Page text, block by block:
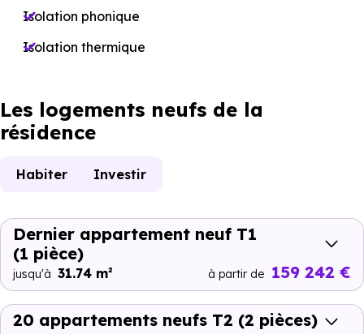
Isolation phonique
Isolation thermique
Les logements neufs de la
résidence
Habiter Investir
Dernier appartement neuf T1
(1 pièce)
jusqu'à 31.74 m² à partir de 159 242 €
20 appartements neufs T2 (2 pièces)